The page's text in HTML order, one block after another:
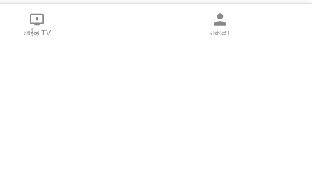
लाईव्ह TV सकाळ+